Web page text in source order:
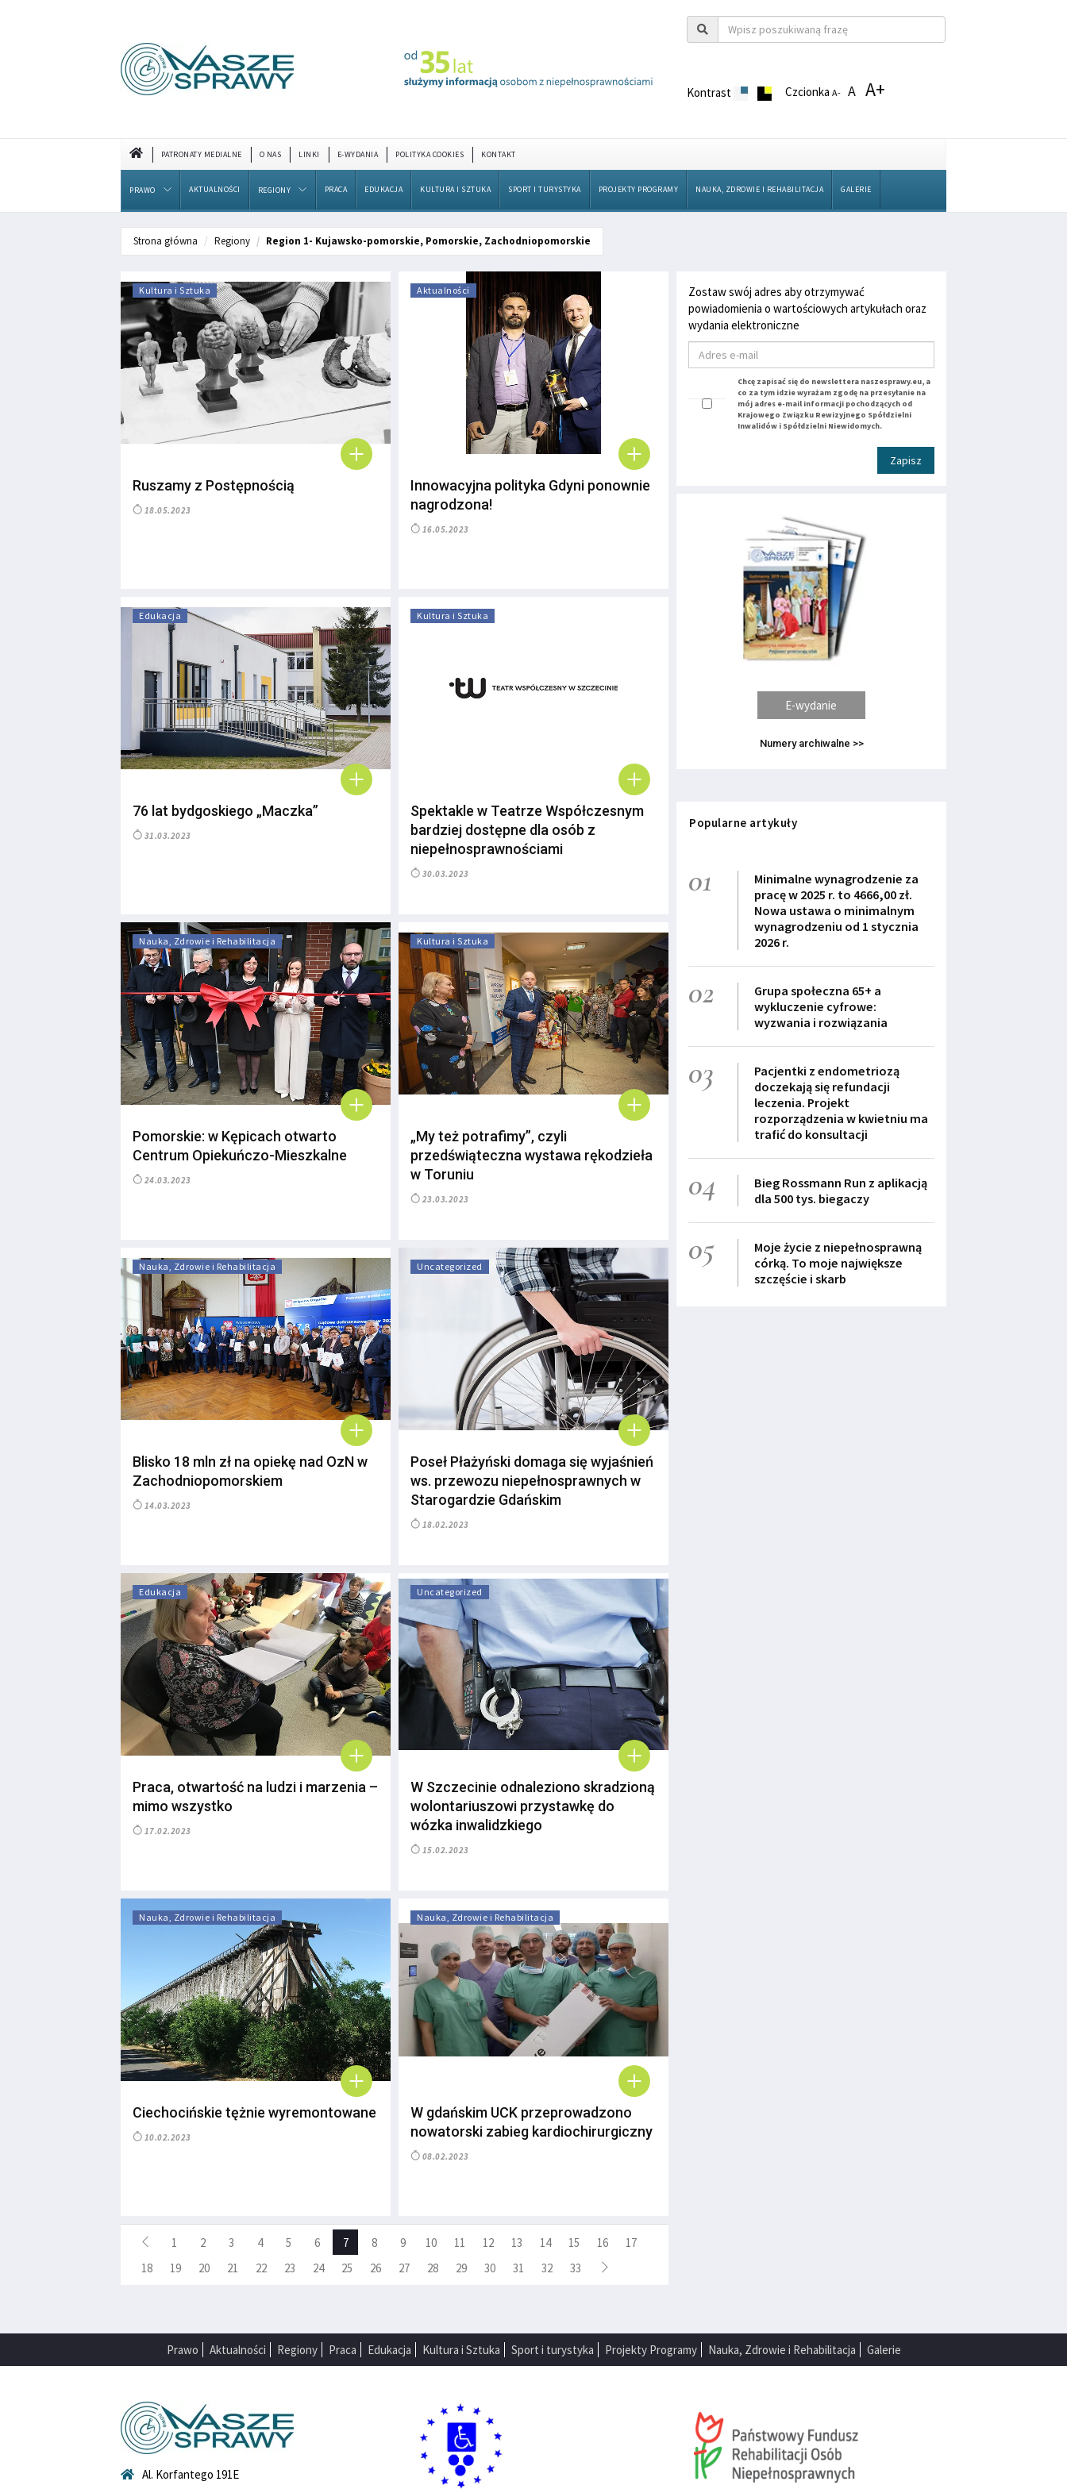
Kontrast CzcionkaA- A A+
PATRONATY MEDIALNE O NAS LINKI E-WYDANIA POLITYKA COOKIES KONTAKT
PRAWO AKTUALNOŚCI REGIONY PRACA EDUKACJA KULTURA I SZTUKA SPORT I TURYSTYKA PROJEKTY PROGRAMY NAUKA, ZDROWIE I REHABILITACJA GALERIE
Strona główna Regiony Region 1- Kujawsko-pomorskie, Pomorskie, Zachodniopomorskie
Kultura i Sztuka
Ruszamy z Postępnością
18.05.2023
Aktualności
Innowacyjna polityka Gdyni ponownie
nagrodzona!
16.05.2023
Edukacja
76 lat bydgoskiego „Maczka”
31.03.2023
Kultura i Sztuka
Spektakle w Teatrze Współczesnym
bardziej dostępne dla osób z
niepełnosprawnościami
30.03.2023
Nauka, Zdrowie i Rehabilitacja
Pomorskie: w Kępicach otwarto
Centrum Opiekuńczo-Mieszkalne
24.03.2023
Kultura i Sztuka
„My też potrafimy”, czyli
przedświąteczna wystawa rękodzieła
w Toruniu
23.03.2023
Nauka, Zdrowie i Rehabilitacja
Blisko 18 mln zł na opiekę nad OzN w
Zachodniopomorskiem
14.03.2023
Uncategorized
Poseł Płażyński domaga się wyjaśnień
ws. przewozu niepełnosprawnych w
Starogardzie Gdańskim
18.02.2023
Edukacja
Praca, otwartość na ludzi i marzenia –
mimo wszystko
17.02.2023
Uncategorized
W Szczecinie odnaleziono skradzioną
wolontariuszowi przystawkę do
wózka inwalidzkiego
15.02.2023
Nauka, Zdrowie i Rehabilitacja
Ciechocińskie tężnie wyremontowane
10.02.2023
Nauka, Zdrowie i Rehabilitacja
W gdańskim UCK przeprowadzono
nowatorski zabieg kardiochirurgiczny
08.02.2023
1 2 3 4 5 6 7 8 9 10 11 12 13 14 15 16
17
18
19 20 21 22 23 24 25 26 27 28 29 30 31 32 33
Zostaw swój adres aby otrzymywać
powiadomienia o wartościowych artykułach oraz
wydania elektroniczne
Chcę zapisać się do newslettera naszesprawy.eu, a
co za tym idzie wyrażam zgodę na przesyłanie na
mój adres e-mail informacji pochodzących od
Krajowego Związku Rewizyjnego Spółdzielni
Inwalidów i Spółdzielni Niewidomych.
Zapisz
E-wydanie
Numery archiwalne >>
Popularne artykuły
01
Minimalne wynagrodzenie za
pracę w 2025 r. to 4666,00 zł.
Nowa ustawa o minimalnym
wynagrodzeniu od 1 stycznia
2026 r.
02
Grupa społeczna 65+ a
wykluczenie cyfrowe:
wyzwania i rozwiązania
03
Pacjentki z endometriozą
doczekają się refundacji
leczenia. Projekt
rozporządzenia w kwietniu ma
trafić do konsultacji
04
Bieg Rossmann Run z aplikacją
dla 500 tys. biegaczy
05
Moje życie z niepełnosprawną
córką. To moje największe
szczęście i skarb
Prawo Aktualności Regiony Praca Edukacja Kultura i Sztuka Sport i turystyka Projekty Programy Nauka, Zdrowie i Rehabilitacja Galerie
Al. Korfantego 191E